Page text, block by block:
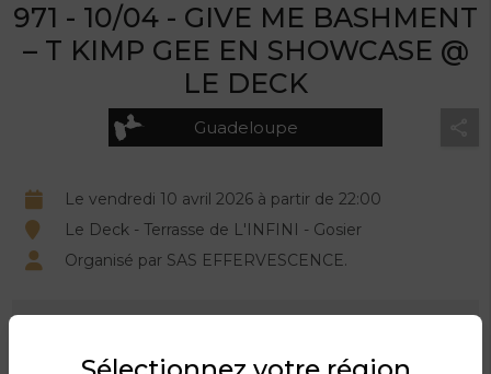
971 - 10/04 - GIVE ME BASHMENT
– T KIMP GEE EN SHOWCASE @
LE DECK
Guadeloupe
Le vendredi 10 avril 2026 à partir de 22:00
Le Deck - Terrasse de L'INFINI - Gosier
Organisé par SAS EFFERVESCENCE.